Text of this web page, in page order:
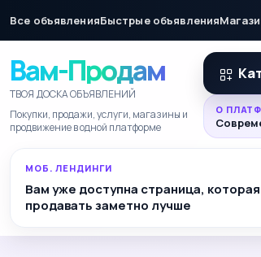
Все объявленияБыстрые объявления
Вам-Продам
ТВОЯ ДОСКА ОБЪЯВЛЕНИЙ
Покупки, продажи, услуги, магазины и
продвижение в одной платформе
О
МОБ. ЛЕНДИНГИ
Вам уже доступна страница,
продавать заметно лучше